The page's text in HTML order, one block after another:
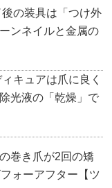
後の装具は「つけ外
ンネイルと金属の
キュアは爪に良く
光液の「乾燥」で
巻き爪が2回の矯
ォーアフター【ツ